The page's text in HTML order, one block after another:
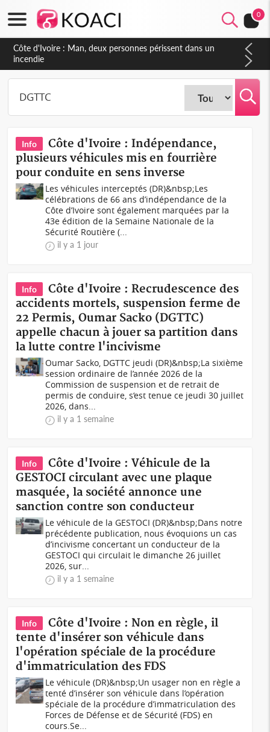
0
Côte d'Ivoire : Man, deux personnes périssent dans un
incendie
Info
Côte d'Ivoire : Indépendance,
plusieurs véhicules mis en fourrière
pour conduite en sens inverse
Les véhicules interceptés (DR)&nbsp;Les
célébrations de 66 ans d’indépendance de la
Côte d’Ivoire sont également marquées par la
43e édition de la Semaine Nationale de la
Sécurité Routière (...
il y a 1 jour
Info
Côte d'Ivoire : Recrudescence des
accidents mortels, suspension ferme de
22 Permis, Oumar Sacko (DGTTC)
appelle chacun à jouer sa partition dans
la lutte contre l'incivisme
Oumar Sacko, DGTTC jeudi (DR)&nbsp;La sixième
session ordinaire de l’année 2026 de la
Commission de suspension et de retrait de
permis de conduire, s‘est tenue ce jeudi 30 juillet
2026, dans...
il y a 1 semaine
Info
Côte d'Ivoire : Véhicule de la
GESTOCI circulant avec une plaque
masquée, la société annonce une
sanction contre son conducteur
Le véhicule de la GESTOCI (DR)&nbsp;Dans notre
précédente publication, nous évoquions un cas
d’incivisme concertant un conducteur de la
GESTOCI qui circulait le dimanche 26 juillet
2026, sur...
il y a 1 semaine
Info
Côte d'Ivoire : Non en règle, il
tente d'insérer son véhicule dans
l'opération spéciale de la procédure
d'immatriculation des FDS
Le véhicule (DR)&nbsp;Un usager non en règle a
tenté d’insérer son véhicule dans l’opération
spéciale de la procédure d’immatriculation des
Forces de Défense et de Sécurité (FDS) en
cours.Se...